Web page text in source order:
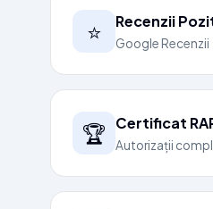
⭐ Recenzii
Google Recenzii
🏆 Certificat
Autorizații